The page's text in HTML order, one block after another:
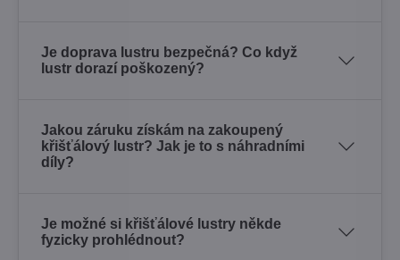
Je doprava lustru bezpečná? Co když
lustr dorazí poškozený?
Jakou záruku získám na zakoupený
křišťálový lustr? Jak je to s náhradními
díly?
Je možné si křišťálové lustry někde
fyzicky prohlédnout?